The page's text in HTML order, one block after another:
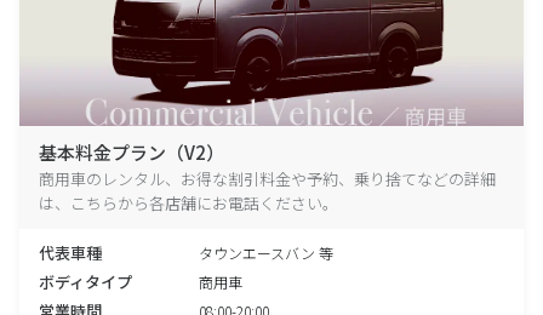
基本料金プラン（V2）
商用車のレンタル、お得な割引料金や予約、乗り捨てなどの詳細
は、こちらから各店舗にお電話ください。
代表車種 タウンエースバン 等
ボディタイプ 商用車
08:00-20:00